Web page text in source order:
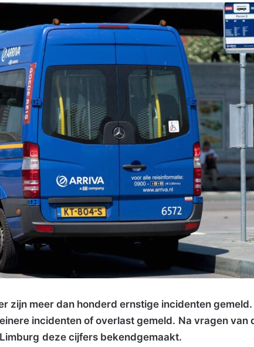
zijn meer dan honderd ernstige incidenten gemeld.
incidenten of overlast gemeld. Na vragen van
deze cijfers bekendgemaakt.